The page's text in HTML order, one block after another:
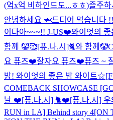
(억x억 비하인드도...ㅎㅎ)즐주
안녕하세요 🦈드디어 먹습니다 !!
이다아~~~!! J-US❤️와이엇의 좋
함께 🤡🥰[퓨.나.시]🐈와 함께🤡
요 퓨즈❤️잘자요 퓨즈❤️퓨즈 ~
방! 와이엇의 좋은 밤 와이트☆
COMEBACK SHOWCASE
날 ❤️[퓨.나.시] 🐈❤️[퓨.나.시]
RUN in LA] Behind story 4[ON